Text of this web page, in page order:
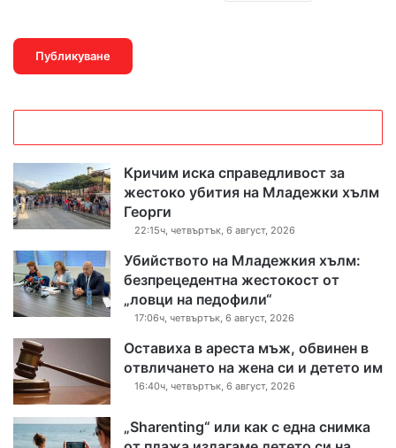
Кричим иска справедливост за
жестоко убития на Младежки хълм
Георги
22:15ч, четвъртък, 6 август, 2026
Убийството на Младежкия хълм:
безпрецедентна жестокост от
„ловци на педофили“
17:06ч, четвъртък, 6 август, 2026
Оставиха в ареста мъж, обвинен в
отвличането на жена си и детето им
16:40ч, четвъртък, 6 август, 2026
„Sharenting“ или как с една снимка